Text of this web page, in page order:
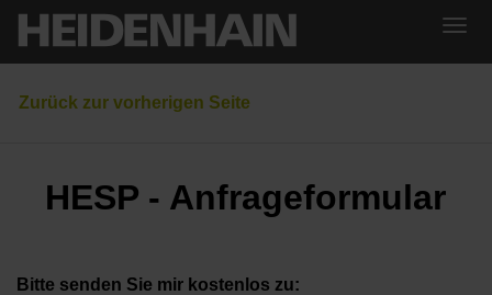
HESP - Anfrageformular
Bitte senden Sie mir kostenlos zu: